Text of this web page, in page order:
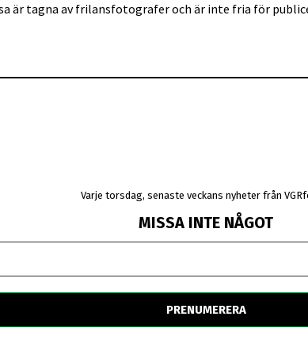
är tagna av frilansfotografer och är inte fria för
Varje torsdag, senaste veckans nyheter från
MISSA INTE NÅGOT